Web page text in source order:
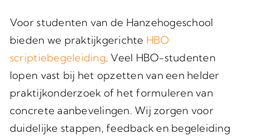
Voor studenten van de Hanzehogeschool
bieden we praktijkgerichte HBO
scriptiebegeleiding. Veel HBO-studenten
lopen vast bij het opzetten van een helder
praktijkonderzoek of het formuleren van
concrete aanbevelingen. Wij zorgen voor
duidelijke stappen, feedback en begeleiding